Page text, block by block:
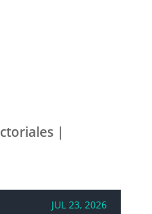
|
JUL 23, 2026